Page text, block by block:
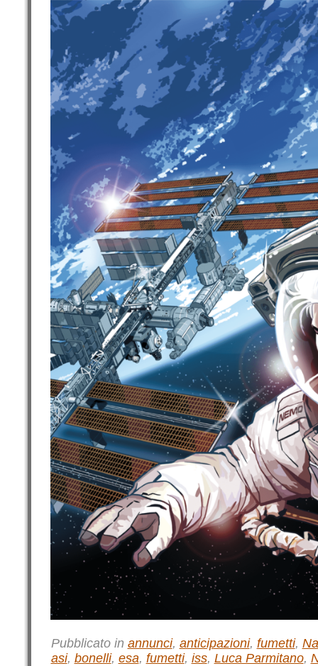
Pubblicato in annunci, anticipazioni, fumetti,
asi, bonelli, esa, fumetti, iss, Luca Parmitano,